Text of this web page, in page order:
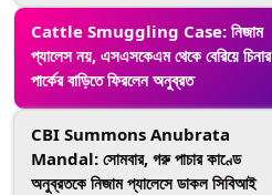
Cattle Smuggling Case: নিজাম
প্যালেস নয়, এসএসকেএম থেকে বেরিয়ে চিনার
পার্কের বাড়িতে ফিরলেন অনুব্রত
CBI Summons Anubrata
Mandal: সোমবার, গরু পাচার কাণ্ডে
অনুব্রতকে নিজাম প্যালেসে ডাকল সিবিআই